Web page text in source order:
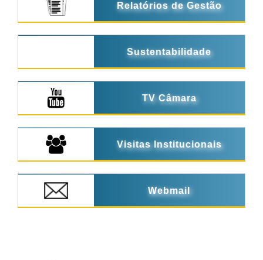
Relatórios de Gestão
Sustentabilidade
TV Câmara
Visitas Institucionais
Webmail